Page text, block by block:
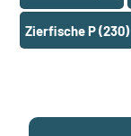
Zierfische P(230)